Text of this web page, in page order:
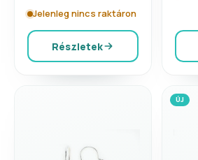
Jelenleg nincs raktáron
Részletek
ÚJ